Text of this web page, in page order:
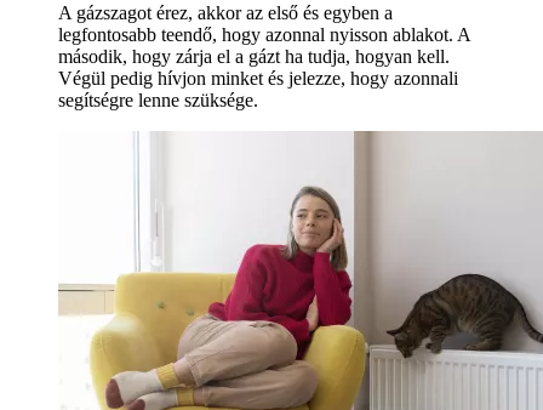
A gázszagot érez, akkor az első és egyben a
legfontosabb teendő, hogy azonnal nyisson ablakot. A
második, hogy zárja el a gázt ha tudja, hogyan kell.
Végül pedig hívjon minket és jelezze, hogy azonnali
segítségre lenne szüksége.